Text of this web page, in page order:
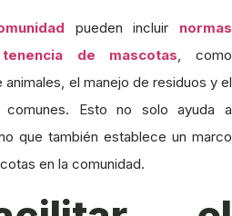
pueden incluir normas
de mascotas , como
el manejo de residuos y el
comunes. Esto no solo ayuda a
que también establece un marco
en la comunidad.